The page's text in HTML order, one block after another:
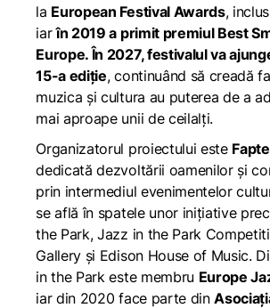
la European Festival Awards,
iarîn 2019 a primit premiul Best
Europe. În 2027, festivalul va
15-a ediție, continuând să creadă
muzica și cultura au puterea de a
mai aproape unii de ceilalți.
Organizatorul proiectului este Fapte
dedicată dezvoltării oamenilor și
prin intermediul evenimentelor
se află în spatele unor inițiative
the Park, Jazz in the Park
Gallery și Edison House of Music.
in the Park este membru Europe
iar din 2020 face parte din